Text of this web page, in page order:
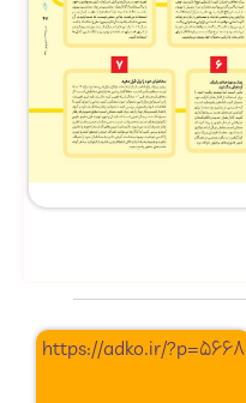
https://adko.ir/?p=5668